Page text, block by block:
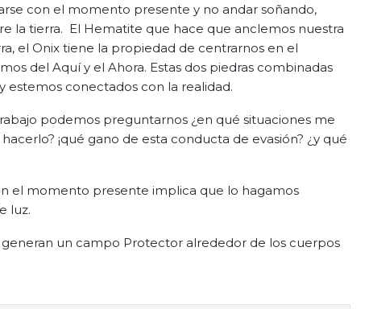
con el momento presente y no andar soñando,
la tierra. El Hematite que hace que anclemos nuestra
el Onix tiene la propiedad de centrarnos en el
del Aquí y el Ahora. Estas dos piedras combinadas
conectados con la realidad.
podemos preguntarnos ¿en qué situaciones me
¡qué gano de esta conducta de evasión? ¿y qué
el momento presente implica que lo hagamos
luz.
generan un campo Protector alrededor de los cuerpos